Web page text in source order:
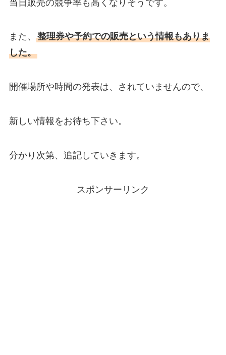
当日販売の競争率も高くなりそうです。
また、 整理券や予約での販売という情報もありま
した。
開催場所や時間の発表は、されていませんので、
新しい情報をお待ち下さい。
分かり次第、追記していきます。
スポンサーリンク